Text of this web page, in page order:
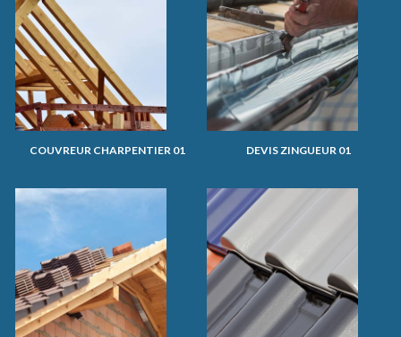
COUVREUR CHARPENTIER 01 DEVIS ZINGUEUR 01